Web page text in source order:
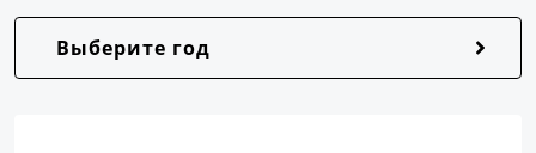
Выберите год